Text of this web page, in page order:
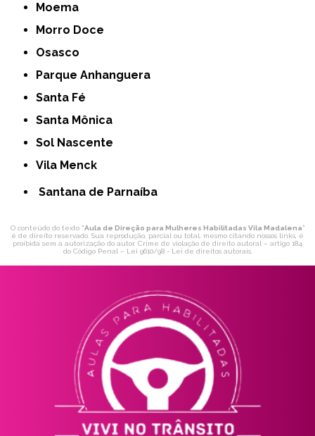
Moema
Morro Doce
Osasco
Parque Anhanguera
Santa Fé
Santa Mônica
Sol Nascente
Vila Menck
Santana de Parnaíba
O conteúdo do texto "Aula de Direção para Mulheres Habilitadas Vila Madalena"
é de direito reservado. Sua reprodução, parcial ou total, mesmo citando nossos links, é
proibida sem a autorização do autor. Crime de violação de direito autoral – artigo 184
do Código Penal – Lei 9610/98 - Lei de direitos autorais.